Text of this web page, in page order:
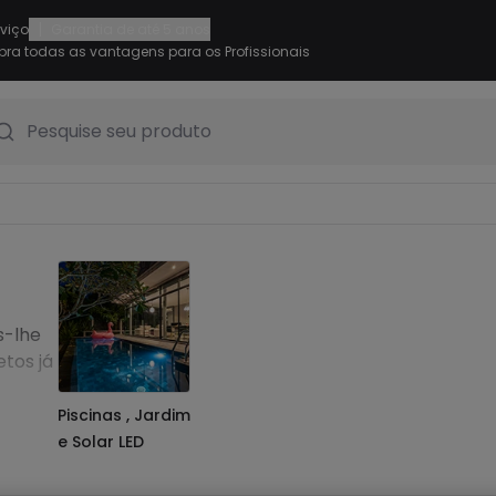
todas as vantagens para os Profissionais
Pesquise seu produto
lhe
já
Piscinas , Jardim
e Solar LED